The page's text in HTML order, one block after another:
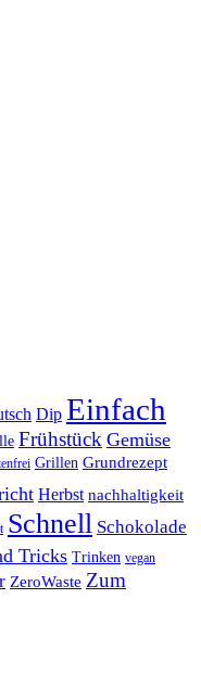
Dip Einfach
Frühstück Gemüse
Grillen Grundrezept
Herbst nachhaltigkeit
Schnell Schokolade
Tricks Trinken vegan
ZeroWaste Zum